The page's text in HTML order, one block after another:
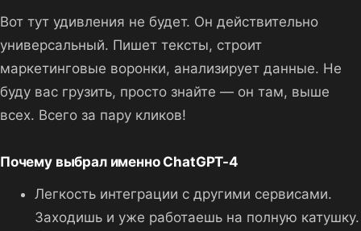
Вот тут удивления не будет. Он действительно
универсальный. Пишет тексты, строит
маркетинговые воронки, анализирует данные. Не
буду вас грузить, просто знайте — он там, выше
всех. Всего за пару кликов!
Почему выбрал именно ChatGPT-4
Легкость интеграции с другими сервисами.
Заходишь и уже работаешь на полную катушку.